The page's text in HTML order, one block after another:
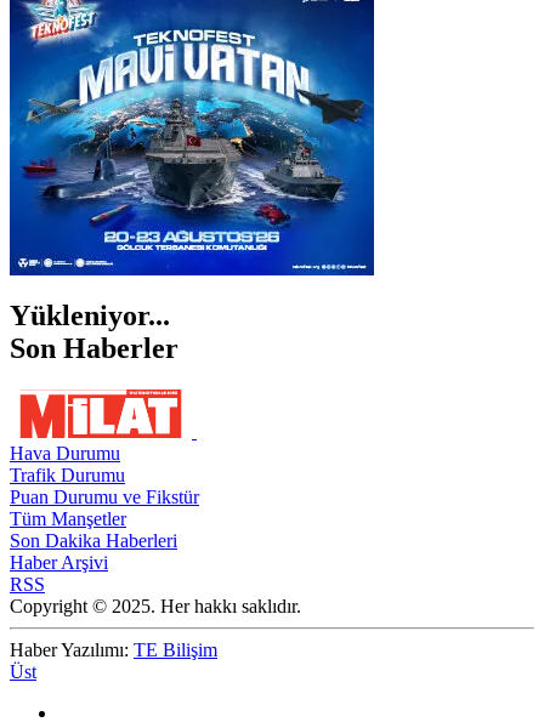
İZMİR
ŞANLIURFA
ŞIRNAK
Yükleniyor...
Son Haberler
Hava Durumu
Trafik Durumu
Puan Durumu ve Fikstür
Tüm Manşetler
Son Dakika Haberleri
Haber Arşivi
RSS
Copyright © 2025. Her hakkı saklıdır.
Haber Yazılımı: TE Bilişim
Üst